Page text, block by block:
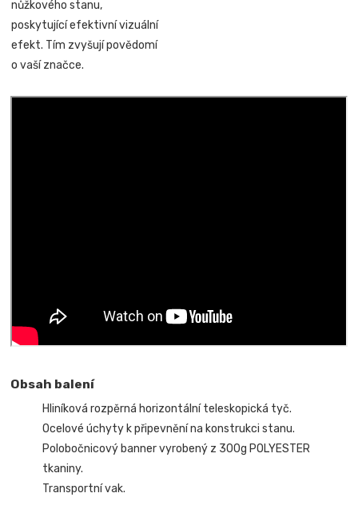
nůžkového stanu,
poskytující efektivní vizuální
efekt. Tím zvyšují povědomí
o vaší značce.
Obsah balení
Hliníková rozpěrná horizontální teleskopická tyč.
Ocelové úchyty k připevnění na konstrukci stanu.
Polobočnicový banner vyrobený z 300g POLYESTER
tkaniny.
Transportní vak.